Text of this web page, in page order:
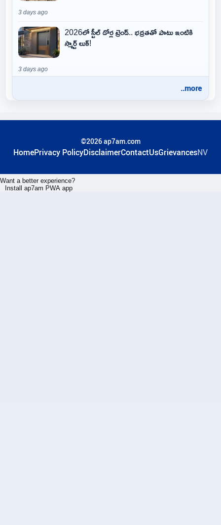
3 days ago
2026లో స్టీల్ డోర్ల ట్రెండ్.. భద్రతతో పాటు ఇంటికి
స్మార్ట్ లుక్!
3 days ago
..more
©2026 ap7am.com
HomePrivacy PolicyDisclaimerContactUsGrievancesNV
Want a better experience?
Install ap7am PWA app